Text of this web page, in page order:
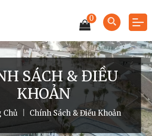
0
SÁCH & ĐIỀU
KHOẢN
Chủ Chính Sách & Điều Khoản